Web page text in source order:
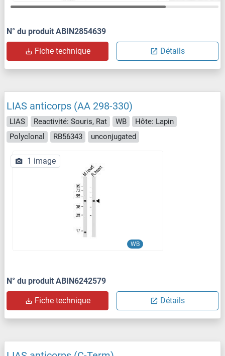
N° du produit ABIN2854639
Fiche technique Détails
LIAS anticorps (AA 298-330)
LIAS Reactivité: Souris, Rat WB
Hôte: Lapin
Polyclonal
RB56343 unconjugated
WB
1 image
N° du produit ABIN6242579
Fiche technique Détails